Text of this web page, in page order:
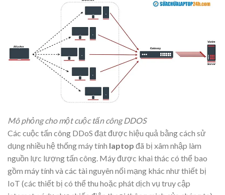
Mô phỏng cho một cuộc tấn công DDOS
Các cuộc tấn công DDoS đạt được hiệu quả bằng cách sử
dụng nhiều hệ thống máy tính laptop đã bị xâm nhập làm
nguồn lực lượng tấn công. Máy được khai thác có thể bao
gồm máy tính và các tài nguyên nối mạng khác như thiết bị
IoT (các thiết bị có thể thu hoặc phát dịch vụ truy cập